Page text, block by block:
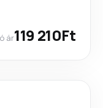
ár119 210Ft